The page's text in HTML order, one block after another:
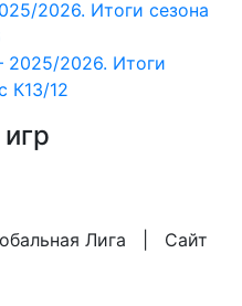
2026. Итоги сезона
2025/2026. Итоги
К13/12
Лига | Сайт